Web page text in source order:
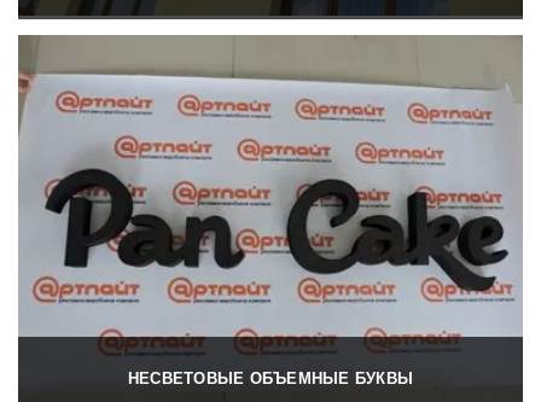
НЕСВЕТОВЫЕ ОБЪЕМНЫЕ БУКВЫ